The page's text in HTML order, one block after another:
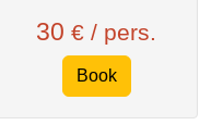
30 € / pers.
Book